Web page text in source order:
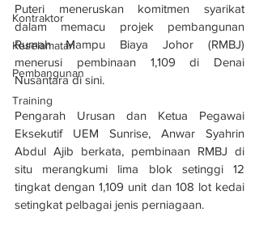
Kontraktor
Keselamatan
Pembangunan
Training
Puteri meneruskan komitmen syarikat
dalam memacu projek pembangunan
Rumah Mampu Biaya Johor (RMBJ)
menerusi pembinaan 1,109 di Denai
Nusantara di sini.
Pengarah Urusan dan Ketua Pegawai
Eksekutif UEM Sunrise, Anwar Syahrin
Abdul Ajib berkata, pembinaan RMBJ di
situ merangkumi lima blok setinggi 12
tingkat dengan 1,109 unit dan 108 lot kedai
setingkat pelbagai jenis perniagaan.